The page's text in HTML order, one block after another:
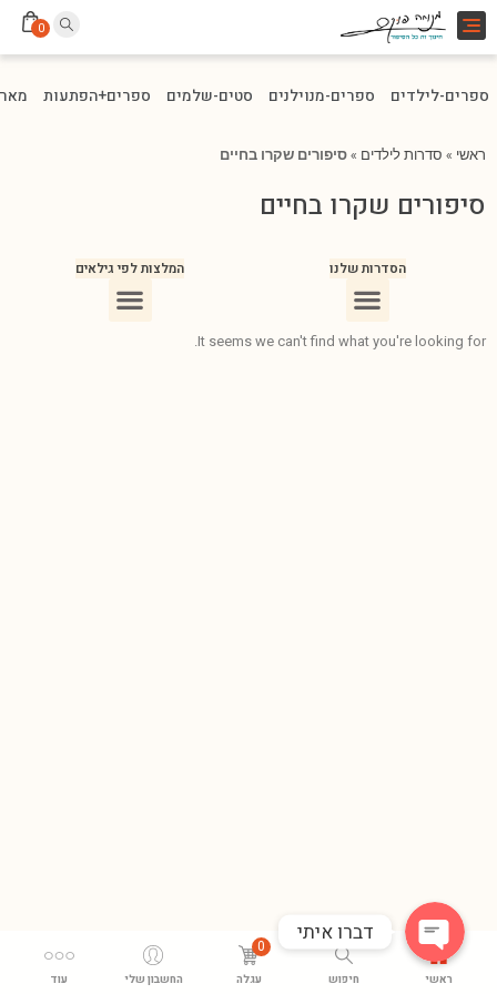
Toggle
navigation
0
ספרים-לילדים ספרים-מנוילנים סטים-שלמים ספרים+הפתעות
ראשי » סדרות לילדים »סיפורים שקרו בחיים
סיפורים שקרו בחיים
הסדרות שלנו המלצות לפי גילאים
It seems we can't find what you're looking for.
ראשי חיפוש
0
עגלה החשבון שלי עוד
דברו איתי